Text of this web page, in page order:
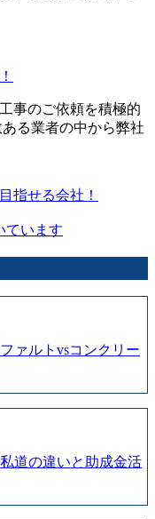
事のご依頼を積極的
る業者の中から弊社
指せる会社！
ています
ァルトvsコンクリー
道の違いと助成金活